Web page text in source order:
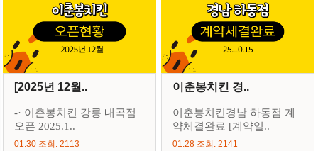
[2025년 12월..
-· 이춘봉치킨 강릉 내곡점
오픈 2025.1..
01.30 조회: 2113
이춘봉치킨 경..
이춘봉치킨경남 하동점 계
약체결완료 [계약일..
01.28 조회: 2141